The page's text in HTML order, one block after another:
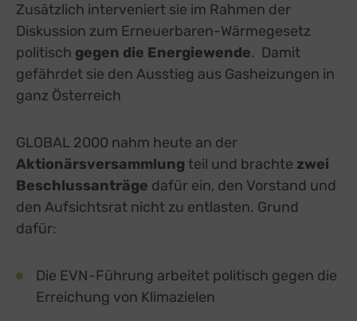
Zusätzlich interveniert sie im Rahmen der
Diskussion zum Erneuerbaren-Wärmegesetz
politisch gegen die Energiewende. Damit
gefährdet sie den Ausstieg aus Gasheizungen in
ganz Österreich
GLOBAL 2000 nahm heute an der
Aktionärsversammlung teil und brachte zwei
Beschlussanträge dafür ein, den Vorstand und
den Aufsichtsrat nicht zu entlasten. Grund
dafür:
Die EVN-Führung arbeitet politisch gegen die
Erreichung von Klimazielen